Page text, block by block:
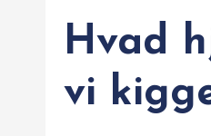
Hvad
vi